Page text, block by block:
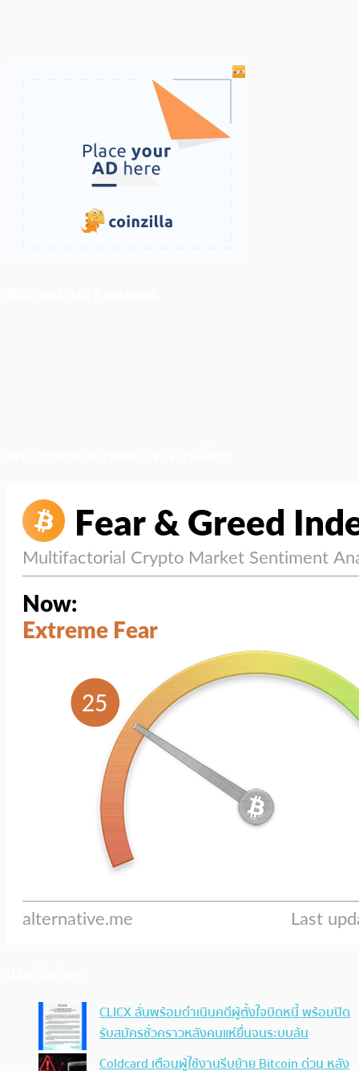
CLICX ลั่นพร้อมดำเนินคดีผู้ตั้งใจบิดหนี้ พร้อมปิด
รับสมัครชั่วคราวหลังคนแห่ยื่นจนระบบล้น
Coldcard เตือนผู้ใช้งานรีบย้าย Bitcoin ด่วน หลัง